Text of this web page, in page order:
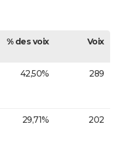
% des voix Voix
42,50% 289
29,71% 202